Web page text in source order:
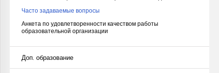
Часто задаваемые вопросы
Анкета по удовлетворенности качеством работы
образовательной организации
Доп. образование